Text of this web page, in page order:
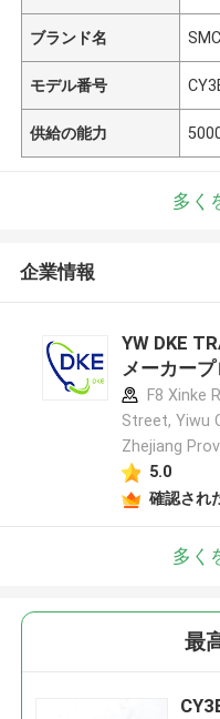
ブランド名 SMC
モデル番号
供給の能力
多く
企業情報
YW DKE
メーカー
F8 Xinke
Street, Yiwu
Zhejiang
5.0
確認され
多く
最